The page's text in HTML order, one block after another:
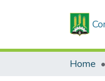
Home